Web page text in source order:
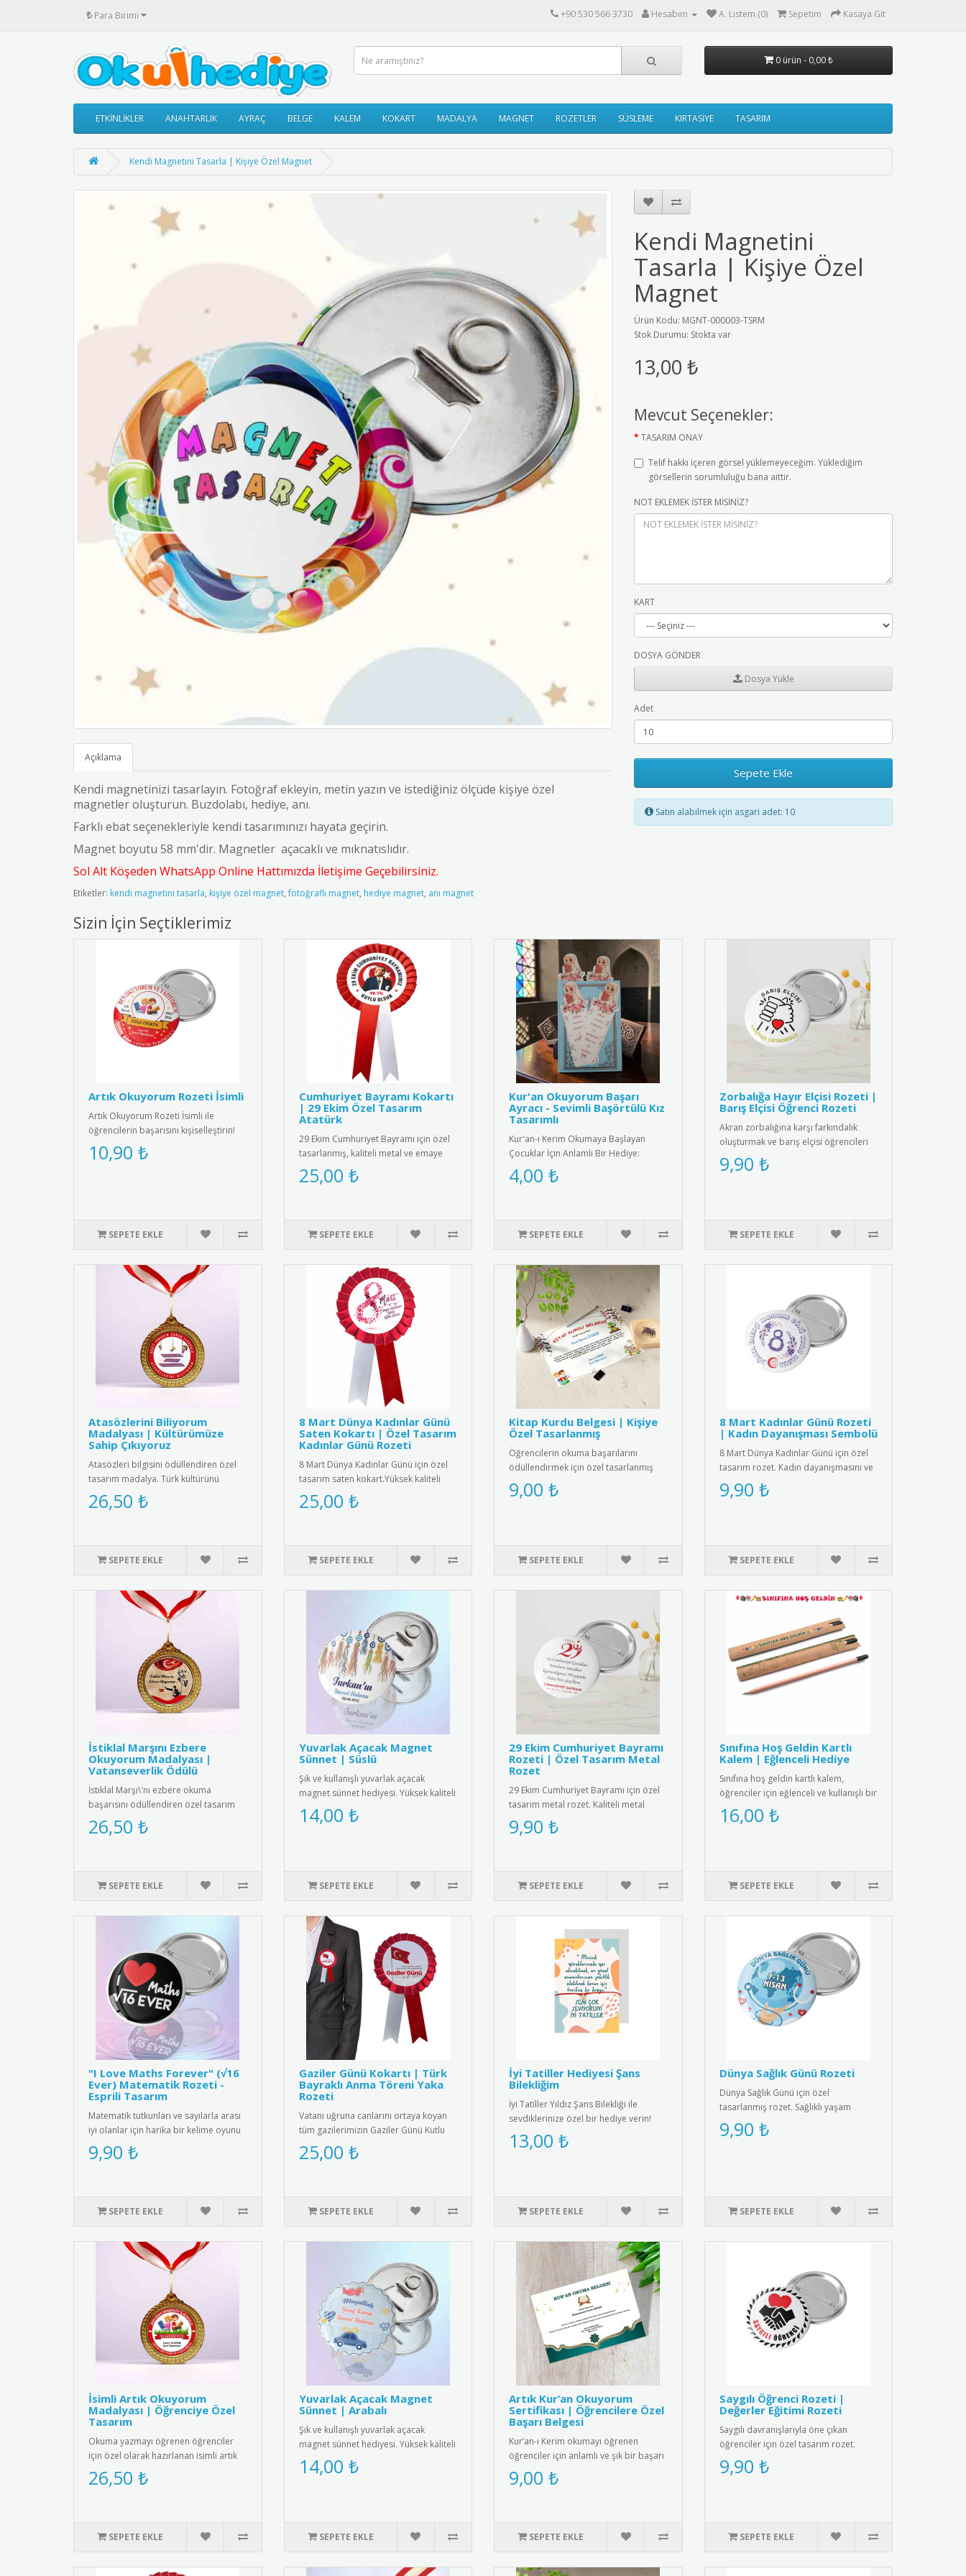
₺ Para Birimi +90 530 566 3730 Hesabım A. Listem (0) Sepetim Kasaya Git
0 ürün - 0,00 ₺
ETKİNLİKLER ANAHTARLIK AYRAÇ BELGE KALEM KOKART MADALYA MAGNET ROZETLER SÜSLEME KIRTASİYE TASARIM
Kendi Magnetini Tasarla | Kişiye Özel Magnet
Açıklama
Kendi magnetinizi tasarlayın. Fotoğraf ekleyin, metin yazın ve istediğiniz ölçüde kişiye özel
magnetler oluşturun. Buzdolabı, hediye, anı.
Farklı ebat seçenekleriyle kendi tasarımınızı hayata geçirin.
Magnet boyutu 58 mm'dir. Magnetler açacaklı ve mıknatıslıdır.
Sol Alt Köşeden WhatsApp Online Hattımızda İletişime Geçebilirsiniz.
Kendi Magnetini
Tasarla | Kişiye Özel
Magnet
Ürün Kodu: MGNT-000003-TSRM
Stok Durumu: Stokta var
13,00 ₺
Mevcut Seçenekler:
TASARIM ONAY
Telif hakkı içeren görsel yüklemeyeceğim. Yüklediğim
görsellerin sorumluluğu bana aittir.
NOT EKLEMEK İSTER MİSİNİZ?
KART
DOSYA GÖNDER
Dosya Yükle
Adet
Sepete Ekle
Satın alabilmek için asgari adet: 10
Etiketler: kendi magnetini tasarla, kişiye özel magnet,fotoğraflı magnet, hediye magnet, anı magnet
Sizin İçin Seçtiklerimiz
Artık Okuyorum Rozeti İsimli
Artık Okuyorum Rozeti İsimli ile
öğrencilerin başarısını kişiselleştirin!
Özel isim baskılı tasarımı..
10,90 ₺
SEPETE EKLE
Cumhuriyet Bayramı Kokartı
| 29 Ekim Özel Tasarım
Atatürk
29 Ekim Cumhuriyet Bayramı için özel
tasarlanmış, kaliteli metal ve emaye
malzemeden üretilmiş şık k..
25,00 ₺
SEPETE EKLE
Kur'an Okuyorum Başarı
Ayracı - Sevimli Başörtülü Kız
Tasarımlı
Kur'an-ı Kerim Okumaya Başlayan
Çocuklar İçin Anlamlı Bir Hediye:
Sevimli Başörtülü Kız Tasarımlı Ku..
4,00 ₺
SEPETE EKLE
Zorbalığa Hayır Elçisi Rozeti |
Barış Elçisi Öğrenci Rozeti
Akran zorbalığına karşı farkındalık
oluşturmak ve barış elçisi öğrencileri
ödüllendirmek için tasarl..
9,90 ₺
SEPETE EKLE
Atasözlerini Biliyorum
Madalyası | Kültürümüze
Sahip Çıkıyoruz
Atasözleri bilgisini ödüllendiren özel
tasarım madalya. Türk kültürünü
yaşatmak ve dil becerilerini ..
26,50 ₺
SEPETE EKLE
8 Mart Dünya Kadınlar Günü
Saten Kokartı | Özel Tasarım
Kadınlar Günü Rozeti
8 Mart Dünya Kadınlar Günü için özel
tasarım saten kokart.Yüksek kaliteli
kadife dokulu saten kumaşt..
25,00 ₺
SEPETE EKLE
Kitap Kurdu Belgesi | Kişiye
Özel Tasarlanmış
Öğrencilerin okuma başarılarını
ödüllendirmek için özel tasarlanmış
kitap kurdu belgeleri. Kişiye öz..
9,00 ₺
SEPETE EKLE
8 Mart Kadınlar Günü Rozeti
| Kadın Dayanışması Sembolü
8 Mart Dünya Kadınlar Günü için özel
tasarım rozet. Kadın dayanışmasını ve
eşitliği simgeleyen şık a..
9,90 ₺
SEPETE EKLE
İstiklal Marşını Ezbere
Okuyorum Madalyası |
Vatanseverlik Ödülü
İstiklal Marşı\'nı ezbere okuma
başarısını ödüllendiren özel tasarım
madalya. Milli değerlerimizi ya..
26,50 ₺
SEPETE EKLE
Yuvarlak Açacak Magnet
Sünnet | Süslü
Şık ve kullanışlı yuvarlak açacak
magnet sünnet hediyesi. Yüksek kaliteli
mıknatıs ve paslanmaz çeli..
14,00 ₺
SEPETE EKLE
29 Ekim Cumhuriyet Bayramı
Rozeti | Özel Tasarım Metal
Rozet
29 Ekim Cumhuriyet Bayramı için özel
tasarım metal rozet. Kaliteli metal
malzemeden üretilmiş, Türk ..
9,90 ₺
SEPETE EKLE
Sınıfına Hoş Geldin Kartlı
Kalem | Eğlenceli Hediye
Sınıfına hoş geldin kartlı kalem,
öğrenciler için eğlenceli ve kullanışlı bir
hediye. Her ürün bir k..
16,00 ₺
SEPETE EKLE
"I Love Maths Forever" (√16
Ever) Matematik Rozeti -
Esprili Tasarım
Matematik tutkunları ve sayılarla arası
iyi olanlar için harika bir kelime oyunu
içeren "I ❤️ Maths ..
9,90 ₺
SEPETE EKLE
Gaziler Günü Kokartı | Türk
Bayraklı Anma Töreni Yaka
Rozeti
Vatanı uğruna canlarını ortaya koyan
tüm gazilerimizin Gaziler Günü Kutlu
Olsun" mesajı ve dalgalana..
25,00 ₺
SEPETE EKLE
İyi Tatiller Hediyesi Şans
Bilekliğim
İyi Tatiller Yıldız Şans Bilekliği ile
sevdiklerinize özel bir hediye verin!
Tatil ruhunu yansıtan ş..
13,00 ₺
SEPETE EKLE
Dünya Sağlık Günü Rozeti
Dünya Sağlık Günü için özel
tasarlanmış rozet. Sağlıklı yaşam
bilincini yaymak için ideal aksesuar.R..
9,90 ₺
SEPETE EKLE
İsimli Artık Okuyorum
Madalyası | Öğrenciye Özel
Tasarım
Okuma yazmayı öğrenen öğrenciler
için özel olarak hazırlanan isimli artık
okuyorum madalyası. Öğrenc..
26,50 ₺
SEPETE EKLE
Yuvarlak Açacak Magnet
Sünnet | Arabalı
Şık ve kullanışlı yuvarlak açacak
magnet sünnet hediyesi. Yüksek kaliteli
mıknatıs ve paslanmaz çeli..
14,00 ₺
SEPETE EKLE
Artık Kur’an Okuyorum
Sertifikası | Öğrencilere Özel
Başarı Belgesi
Kur’an-ı Kerim okumayı öğrenen
öğrenciler için anlamlı ve şık bir başarı
belgesi. Sınıf içi törenler..
9,00 ₺
SEPETE EKLE
Saygılı Öğrenci Rozeti |
Değerler Eğitimi Rozeti
Saygılı davranışlarıyla öne çıkan
öğrenciler için özel tasarım rozet.
Okulda olumlu davranışları pek..
9,90 ₺
SEPETE EKLE